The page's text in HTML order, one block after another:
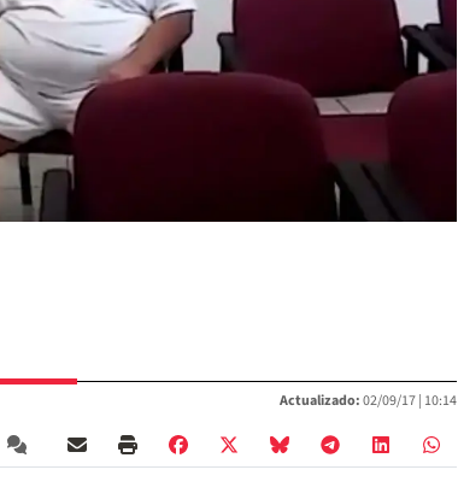
Actualizado:02/09/17 | 10:14